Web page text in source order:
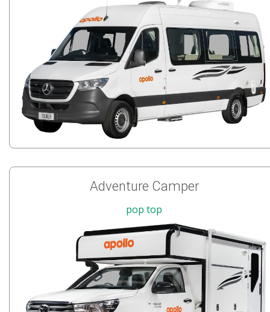
Adventure Camper
pop top